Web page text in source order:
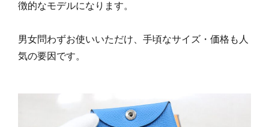
徴的なモデルになります。
男女問わずお使いいただけ、手頃なサイズ・価格も人
気の要因です。